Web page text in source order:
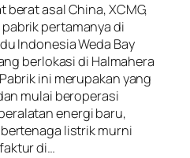
berat asal China, XCMG,
pertamanya di
Indonesia Weda Bay
berlokasi di Halmahera
ini merupakan yang
mulai beroperasi
energi baru,
listrik murni
di…